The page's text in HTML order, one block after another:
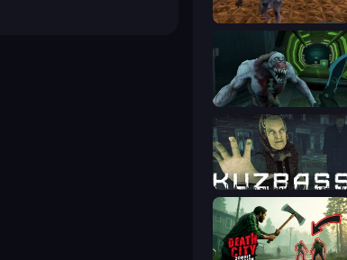
Creepy Granny Scream: Scary Freddy
Shoot Your Nightmare: Space Isolation
Kuzbass Horror